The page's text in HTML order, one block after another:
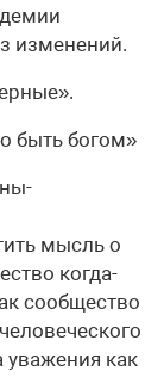
изменений.
быть богом»
мысль о
когда-
сообщество
уважения как